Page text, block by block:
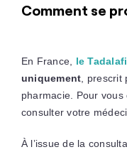
Comment se
En France, le
uniquement ,
pharmacie. Pour
consulter votre
À l’issue de la